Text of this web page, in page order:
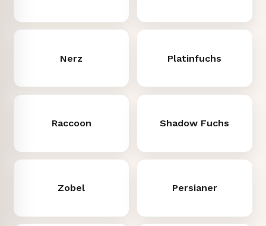
Nerz Platinfuchs
Raccoon Shadow Fuchs
Zobel Persianer